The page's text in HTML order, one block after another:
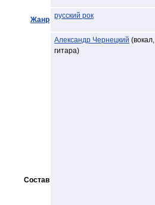
Жанр русский рок
Состав
Александр Чернецкий (вокал,
гитара)